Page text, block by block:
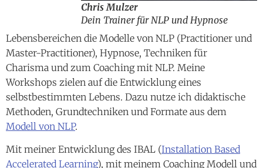
Chris Mulzer
Dein Trainer für NLP und Hypnose
Lebensbereichen die Modelle von NLP (Practitioner und
Master-Practitioner), Hypnose, Techniken für
Charisma und zum Coaching mit NLP. Meine
Workshops zielen auf die Entwicklung eines
selbstbestimmten Lebens. Dazu nutze ich didaktische
Methoden, Grundtechniken und Formate aus dem
Modell von NLP.
Mit meiner Entwicklung des IBAL (Installation Based
Accelerated Learning), mit meinem Coaching Modell und